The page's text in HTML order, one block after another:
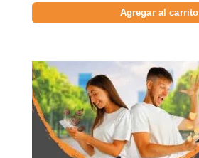
Agregar al carrito